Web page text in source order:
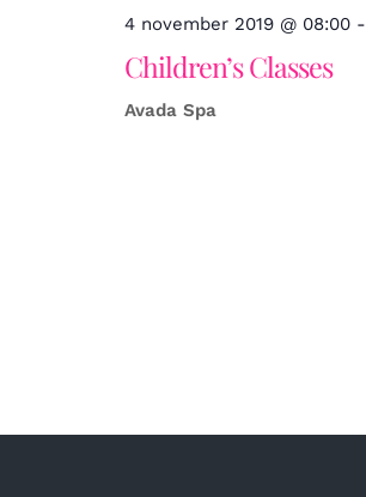
4 november 2019 @ 08:00-
Children’s Classes
Avada Spa